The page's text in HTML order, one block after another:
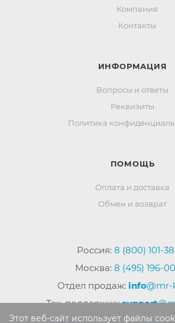
Компания
Контакты
ИНФОРМАЦИЯ
Вопросы и ответы
Реквизиты
Политика
ПОМОЩЬ
Оплата и доставка
Обмен и возврат
Россия: 8 (800) 101-
Москва: 8 (495) 196-
Отдел продаж: info@mr-
Тех. поддержка:support
Этот веб-сайт использует файлы